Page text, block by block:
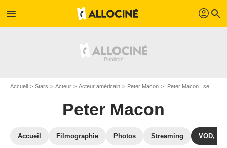
menu profil search
Accueil Stars Acteur Acteur américain Peter Macon Peter Macon : ses Blu-Ray, DVD, VOD, SVOD
Peter Macon
Accueil Filmographie Photos Streaming VOD,